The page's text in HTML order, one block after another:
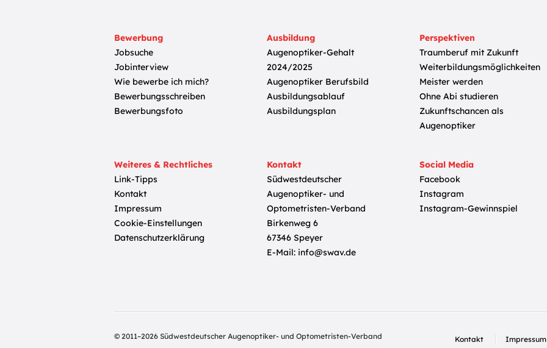
Bewerbung
Jobsuche
Jobinterview
Wie bewerbe ich mich?
Bewerbungsschreiben
Bewerbungsfoto
Ausbildung
Augenoptiker-Gehalt
2024/2025
Augenoptiker Berufsbild
Ausbildungsablauf
Ausbildungsplan
Perspektiven
Traumberuf mit Zukunft
Weiterbildungsmöglichkeiten
Meister werden
Ohne Abi studieren
Zukunftschancen als
Augenoptiker
Weiteres & Rechtliches
Link-Tipps
Kontakt
Impressum
Cookie-Einstellungen
Datenschutzerklärung
Kontakt
Südwestdeutscher
Augenoptiker- und
Optometristen-Verband
Birkenweg 6
67346 Speyer
E-Mail: info@swav.de
Social Media
Facebook
Instagram
Instagram-Gewinnspiel
© 2011–2026 Südwestdeutscher Augenoptiker- und Optometristen-Verband Kontakt Impressum